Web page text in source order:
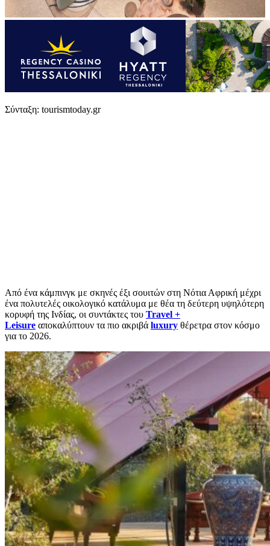
Σύνταξη: tourismtoday.gr
Από ένα κάμπινγκ με σκηνές έξι σουιτών στη Νότια Αφρική μέχρι
ένα πολυτελές οικολογικό κατάλυμα με θέα τη δεύτερη υψηλότερη
κορυφή της Ινδίας, οι συντάκτες του Travel +
Leisure αποκαλύπτουν τα πιο ακριβά luxury θέρετρα στον κόσμο
για το 2026.